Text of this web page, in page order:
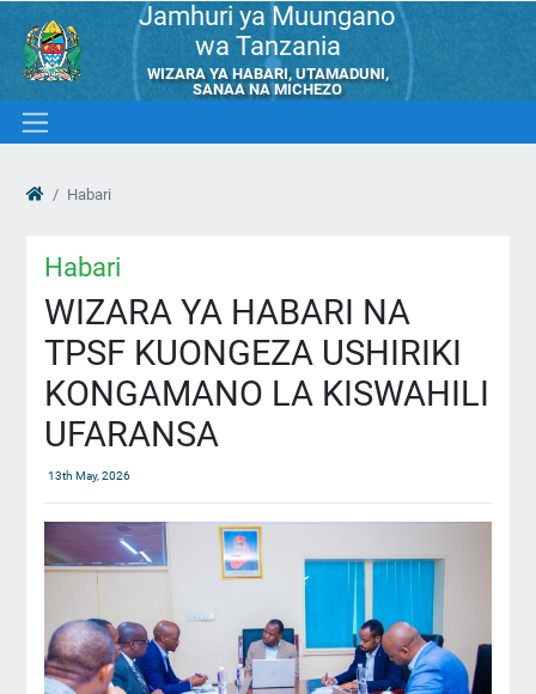
Jamhuri ya Muungano
wa Tanzania
WIZARA YA HABARI, UTAMADUNI,
SANAA NA MICHEZO
Habari
Habari
WIZARA YA HABARI NA
TPSF KUONGEZA USHIRIKI
KONGAMANO LA KISWAHILI
UFARANSA
13th May, 2026